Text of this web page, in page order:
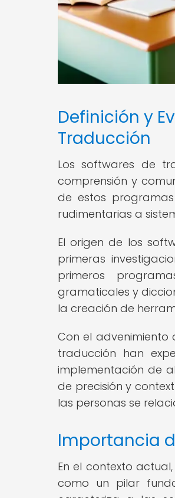
Definición y
Traducción
Los softwares de
comprensión y
de estos
rudimentarias a
El origen de los
primeras
primeros
gramaticales y
la creación de
Con el advenimiento
traducción han
implementación de
de precisión y
las personas se
Importancia
En el contexto
como un pilar